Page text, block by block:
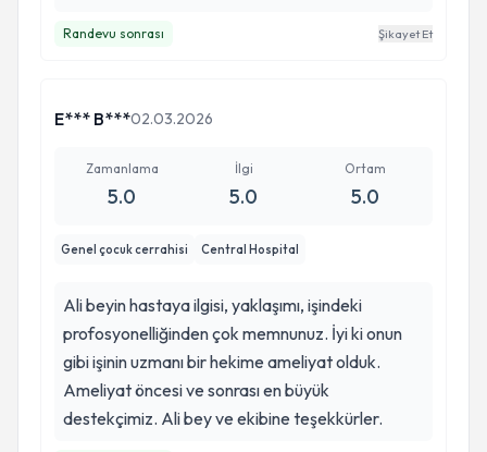
Randevu sonrası Şikayet Et
E*** B***02.03.2026
Zamanlama
5.0
İlgi
5.0
Ortam
5.0
Genel çocuk cerrahisi Central Hospital
Ali beyin hastaya ilgisi, yaklaşımı, işindeki
profosyonelliğinden çok memnunuz. İyi ki onun
gibi işinin uzmanı bir hekime ameliyat olduk.
Ameliyat öncesi ve sonrası en büyük
destekçimiz. Ali bey ve ekibine teşekkürler.